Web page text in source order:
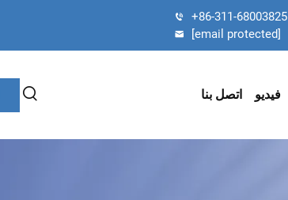
+86-311-68003825
[email protected]
فيديو اتصل بنا